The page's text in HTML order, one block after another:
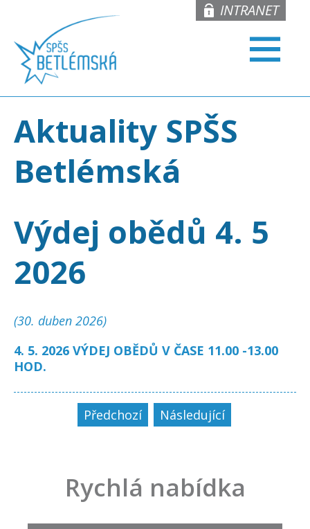
INTRANET
Aktuality SPŠS
Betlémská
Výdej obědů 4. 5
2026
(30. duben 2026)
4. 5. 2026 VÝDEJ OBĚDŮ V ČASE 11.00 -13.00
HOD.
Předchozí Následující
Rychlá nabídka